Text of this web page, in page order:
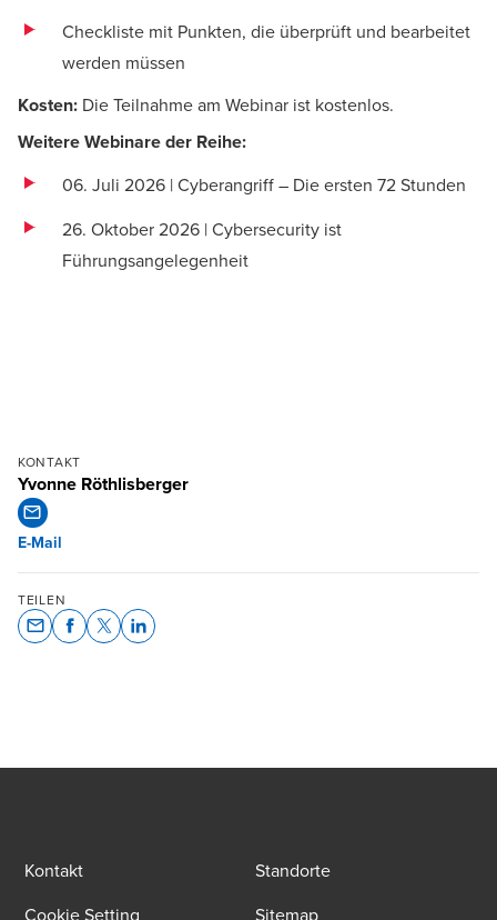
Checkliste mit Punkten, die überprüft und bearbeitet
werden müssen
Kosten: Die Teilnahme am Webinar ist kostenlos.
Weitere Webinare der Reihe:
06. Juli 2026 | Cyberangriff – Die ersten 72 Stunden
26. Oktober 2026 |Cybersecurity ist
Führungsangelegenheit
KONTAKT
Yvonne Röthlisberger
E-Mail
TEILEN
Kontakt
Standorte
Cookie Setting
Sitemap